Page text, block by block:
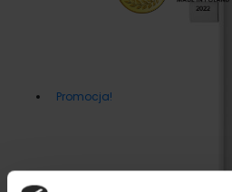
Promocja!